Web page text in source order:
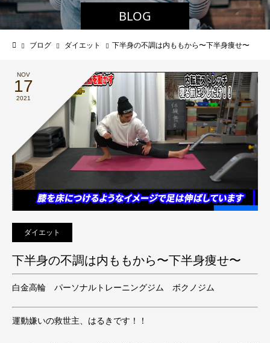
BLOG
ブログ ダイエット 下半身の不調は内ももから〜下半身痩せ〜
NOV
17
2021
ダイエット
下半身の不調は内ももから〜下半身痩せ〜
白金高輪 パーソナルトレーニングジム ボクノジム
運動嫌いの救世主、はるきです！！